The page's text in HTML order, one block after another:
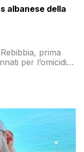
albanese della
prima
per l’omicidio